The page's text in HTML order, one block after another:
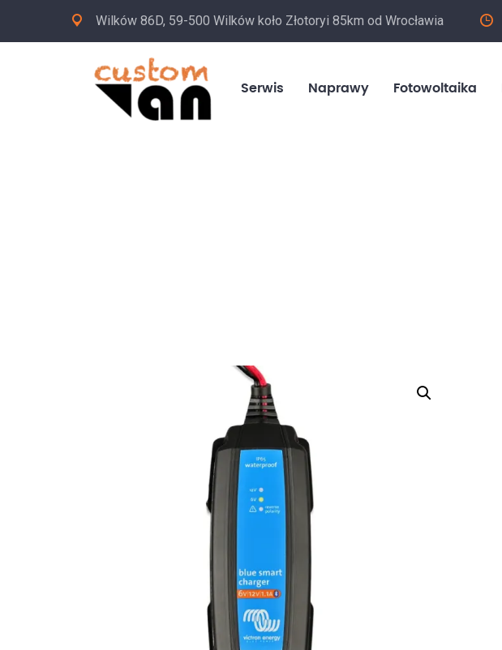
Wilków 86D, 59-500 Wilków koło Złotoryi 85km od Wrocławia
Serwis Naprawy Fotowoltaika